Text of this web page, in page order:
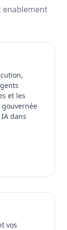
enablement
et les
gouvernée
dans
vos